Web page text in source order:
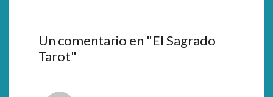
Un comentario en "El Sagrado
Tarot"